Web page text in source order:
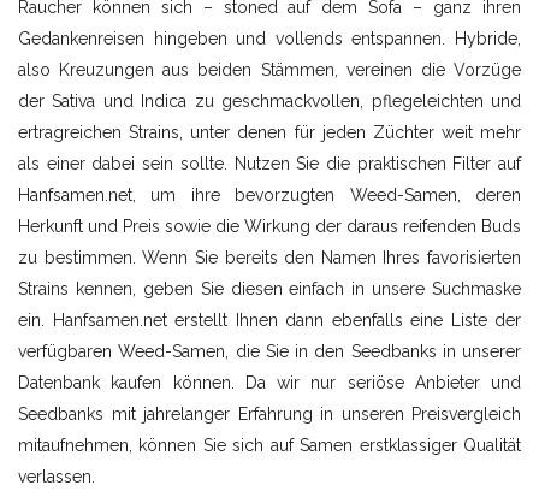
Raucher können sich – stoned auf dem Sofa – ganz ihren
Gedankenreisen hingeben und vollends entspannen. Hybride,
also Kreuzungen aus beiden Stämmen, vereinen die Vorzüge
der Sativa und Indica zu geschmackvollen, pflegeleichten und
ertragreichen Strains, unter denen für jeden Züchter weit mehr
als einer dabei sein sollte. Nutzen Sie die praktischen Filter auf
Hanfsamen.net, um ihre bevorzugten Weed-Samen, deren
Herkunft und Preis sowie die Wirkung der daraus reifenden Buds
zu bestimmen. Wenn Sie bereits den Namen Ihres favorisierten
Strains kennen, geben Sie diesen einfach in unsere Suchmaske
ein. Hanfsamen.net erstellt Ihnen dann ebenfalls eine Liste der
verfügbaren Weed-Samen, die Sie in den Seedbanks in unserer
Datenbank kaufen können. Da wir nur seriöse Anbieter und
Seedbanks mit jahrelanger Erfahrung in unseren Preisvergleich
mitaufnehmen, können Sie sich auf Samen erstklassiger Qualität
verlassen.